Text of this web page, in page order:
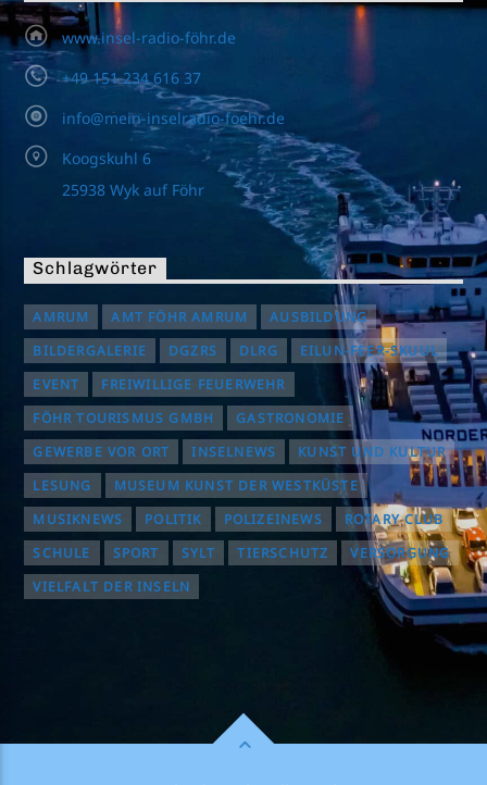
www.insel-radio-föhr.de
+49 151 234 616 37
info@mein-inselradio-foehr.de
Koogskuhl 6
25938 Wyk auf Föhr
Schlagwörter
AMRUM AMT FÖHR AMRUM
AUSBILDUNG
BILDERGALERIE
DGZRS DLRG
EILUN-FEER-SKUUL
EVENT
FREIWILLIGE FEUERWEHR
FÖHR TOURISMUS GMBH
GASTRONOMIE
GEWERBE VOR ORT
INSELNEWS
KUNST UND KULTUR
LESUNG
MUSEUM KUNST DER WESTKÜSTE
MUSIKNEWS
POLITIK POLIZEINEWS
ROTARY CLUB
SCHULE
SPORT SYLT TIERSCHUTZ
VERSORGUNG
VIELFALT DER INSELN